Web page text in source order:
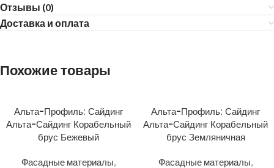
Отзывы (0)
Доставка и оплата
Похожие товары
Альта-Профиль: Сайдинг
Альта-Сайдинг Корабельный
брус Бежевый
Фасадные материалы,
Альта-Профиль: Сайдинг
Альта-Сайдинг Корабельный
брус Земляничная
Фасадные материалы,